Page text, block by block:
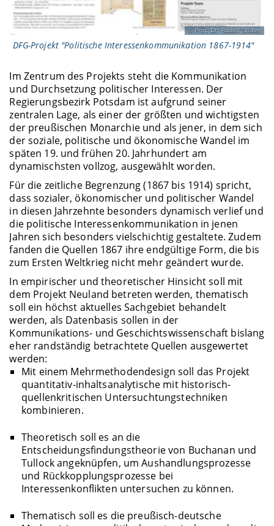
Prof. Dr. Rudolf Stöber
DFG-Projekt "Politische Interessenkommunikation 1867-1914"
Im Zentrum des Projekts steht die Kommunikation
und Durchsetzung politischer Interessen. Der
Regierungsbezirk Potsdam ist aufgrund seiner
zentralen Lage, als einer der größten und wichtigsten
der preußischen Monarchie und als jener, in dem sich
der soziale, politische und ökonomische Wandel im
späten 19. und frühen 20. Jahrhundert am
dynamischsten vollzog, ausgewählt worden.
Für die zeitliche Begrenzung (1867 bis 1914) spricht,
dass sozialer, ökonomischer und politischer Wandel
in diesen Jahrzehnte besonders dynamisch verlief und
die politische Interessenkommunikation in jenen
Jahren sich besonders vielschichtig gestaltete. Zudem
fanden die Quellen 1867 ihre endgültige Form, die bis
zum Ersten Weltkrieg nicht mehr geändert wurde.
In empirischer und theoretischer Hinsicht soll mit
dem Projekt Neuland betreten werden, thematisch
soll ein höchst aktuelles Sachgebiet behandelt
werden, als Datenbasis sollen in der
Kommunikations- und Geschichtswissenschaft bislang
eher randständig betrachtete Quellen ausgewertet
werden:
Mit einem Mehrmethodendesign soll das Projekt
quantitativ-inhaltsanalytische mit historisch-
quellenkritischen Untersuchtungstechniken
kombinieren.
Theoretisch soll es an die
Entscheidungsfindungstheorie von Buchanan und
Tullock angeknüpfen, um Aushandlungsprozesse
und Rückkopplungsprozesse bei
Interessenkonflikten untersuchen zu können.
Thematisch soll es die preußisch-deutsche